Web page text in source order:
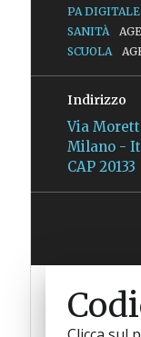
PA DIGITALE
SANITÀ
SCUOLA
Indirizzo
Via
Milano -
CAP 20133